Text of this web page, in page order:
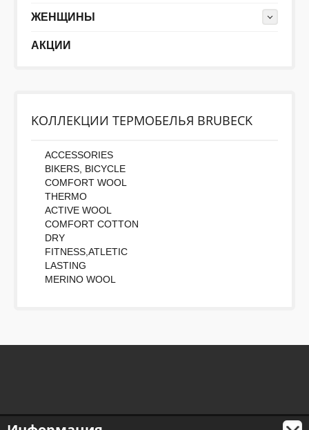
ЖЕНЩИНЫ
АКЦИИ
KОЛЛЕКЦИИ ТЕРМОБЕЛЬЯ BRUBECK
ACCESSORIES
BIKERS, BICYCLE
COMFORT WOOL
THERMO
ACTIVE WOOL
COMFORT COTTON
DRY
FITNESS,ATLETIC
LASTING
MERINO WOOL